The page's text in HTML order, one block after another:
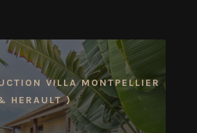
VILLA MONTPELLIER
HERAULT )